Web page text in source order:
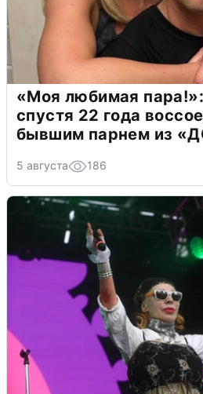
«Моя любимая
спустя 22 года
бывшим парнем из
5 августа 186